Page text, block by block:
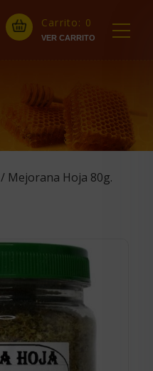
Carrito: 0
/ Mejorana Hoja 80g.